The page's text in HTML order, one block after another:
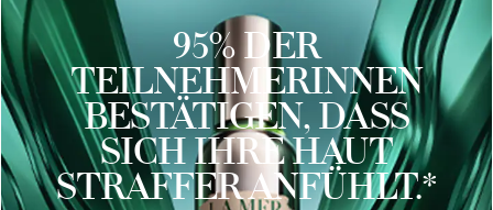
95% DER
TEILNEHMERINNEN
BESTÄTIGEN, DASS
SICH IHRE HAUT
STRAFFER ANFÜHLT.*